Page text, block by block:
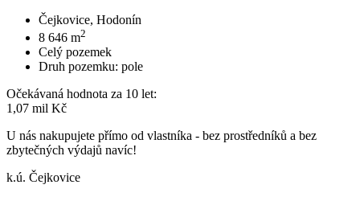
Čejkovice, Hodonín
8 646 m2
Celý pozemek
Druh pozemku: pole
Očekávaná hodnota za 10 let:
1,07 mil Kč
U nás nakupujete přímo od vlastníka - bez prostředníků a bez
zbytečných výdajů navíc!
k.ú. Čejkovice